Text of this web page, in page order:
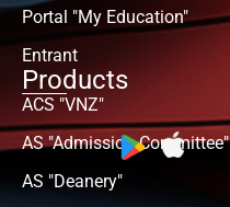
Portal "My Education"
Entrant
Products
ACS "VNZ"
AS "Admission Committee"
AS "Deanery"